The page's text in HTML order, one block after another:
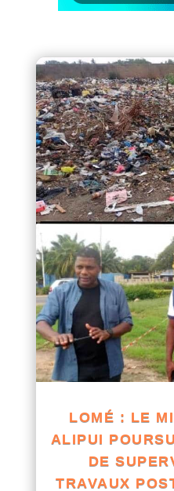
LOMÉ : LE
ALIPUI
DE
TRAVAUX